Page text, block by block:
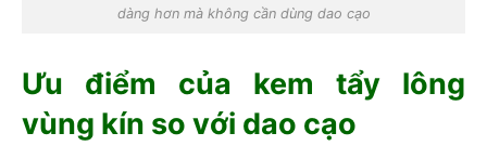
dàng hơn mà không cần dùng dao cạo
Ưu điểm của kem tẩy lông
vùng kín so với dao cạo